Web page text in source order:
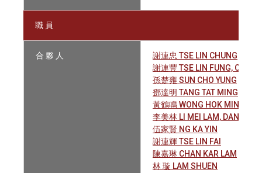
職 員
合 夥 人
謝連忠 TSE LIN CHUNG
謝連豐 TSE LIN FUNG,
孫楚雍 SUN CHO YUNG
鄧達明 TANG TAT MING
黃鶴鳴 WONG HOK MING
李美林 LI MEI LAM, DANNY
伍家賢 NG KA YIN
謝連輝 TSE LIN FAI
陳嘉琳 CHAN KAR LAM
林 璇 LAM SHUEN